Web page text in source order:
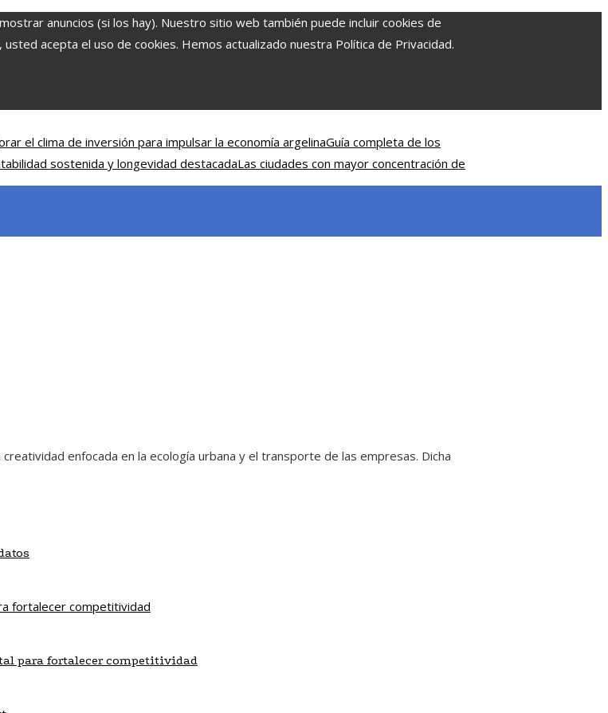
anuncios (si los hay). Nuestro sitio web también puede incluir cookies de
acepta el uso de cookies. Hemos actualizado nuestra Política de Privacidad.
el clima de inversión para impulsar la economía argelinaGuía completa de los
sostenida y longevidad destacadaLas ciudades con mayor concentración de
enfocada en la ecología urbana y el transporte de las empresas. Dicha
para fortalecer competitividad